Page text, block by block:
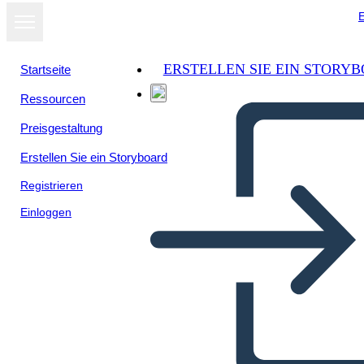
Startseite
Ressourcen
Preisgestaltung
Erstellen Sie ein Storyboard
Registrieren
Einloggen
ERSTELLEN SIE EIN